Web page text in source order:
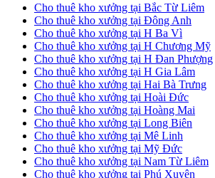
Cho thuê kho xưởng tại Bắc Từ Liêm
Cho thuê kho xưởng tại Đông Anh
Cho thuê kho xưởng tại H Ba Vì
Cho thuê kho xưởng tại H Chương Mỹ
Cho thuê kho xưởng tại H Đan Phượng
Cho thuê kho xưởng tại H Gia Lâm
Cho thuê kho xưởng tại Hai Bà Trưng
Cho thuê kho xưởng tại Hoài Đức
Cho thuê kho xưởng tại Hoàng Mai
Cho thuê kho xưởng tại Long Biên
Cho thuê kho xưởng tại Mê Linh
Cho thuê kho xưởng tại Mỹ Đức
Cho thuê kho xưởng tại Nam Từ Liêm
Cho thuê kho xưởng tại Phú Xuyên